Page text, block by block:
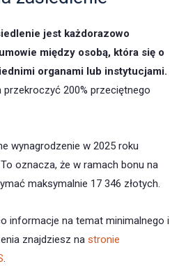
jest każdorazowo
między osobą, która się o
organami lub instytucjami.
200% przeciętnego
wynagrodzenie w 2025 roku
oznacza, że w ramach bonu na
maksymalnie 17 346 złotych.
informacje na temat minimalnego i
znajdziesz na stronie
.